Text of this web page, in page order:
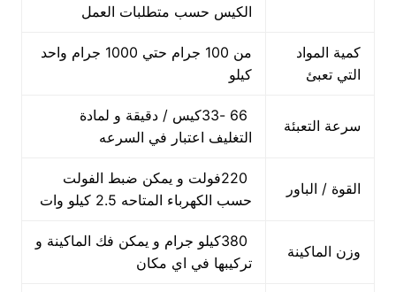
الكيس حسب متطلبات العمل
كمية المواد
التي تعبئ
من 100 جرام حتي 1000 جرام واحد
كيلو
سرعة التعبئة
66 -33كيس / دقيقة و لمادة
التغليف اعتبار في السرعه
القوة / الباور
220فولت و يمكن ضبط الفولت
حسب الكهرباء المتاحه 2.5 كيلو وات
وزن الماكينة
380كيلو جرام و يمكن فك الماكينة و
تركيبها في اي مكان